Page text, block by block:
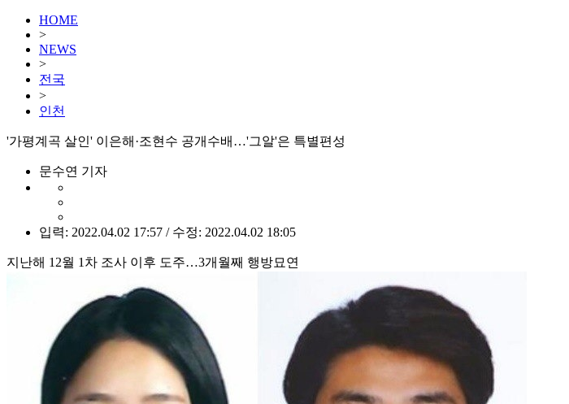
HOME
>
NEWS
>
전국
>
인천
'가평계곡 살인' 이은해·조현수 공개수배…'그알'은 특별편성
문수연 기자
입력: 2022.04.02 17:57 / 수정: 2022.04.02 18:05
지난해 12월 1차 조사 이후 도주…3개월째 행방묘연